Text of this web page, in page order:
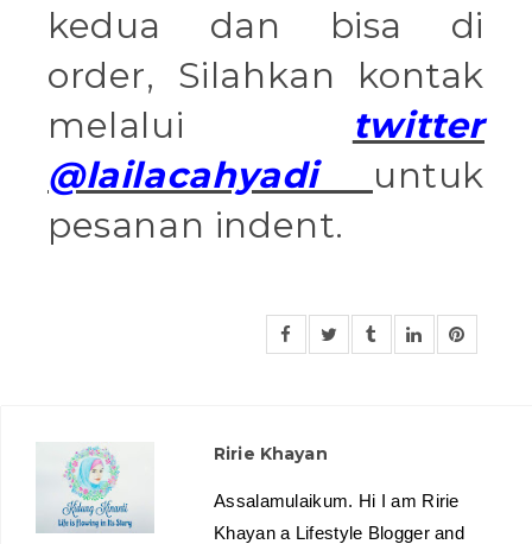
kedua dan bisa di
order, Silahkan kontak
melalui twitter
@lailacahyadi untuk
pesanan indent.
Ririe Khayan
Assalamulaikum. Hi I am Ririe
Khayan a Lifestyle Blogger and